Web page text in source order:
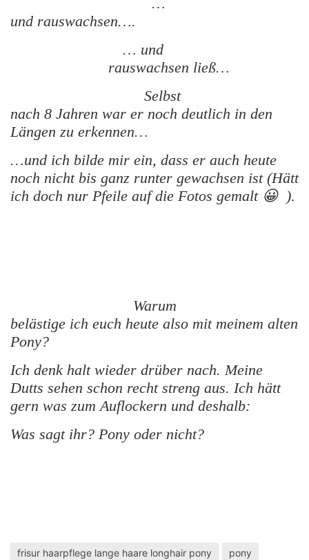
und rauswachsen….
… und
rauswachsen ließ…
Selbst
nach 8 Jahren war er noch deutlich in den
Längen zu erkennen…
…und ich bilde mir ein, dass er auch heute
noch nicht bis ganz runter gewachsen ist (Hätt
ich doch nur Pfeile auf die Fotos gemalt 😀 ).
Warum
belästige ich euch heute also mit meinem alten
Pony?
Ich denk halt wieder drüber nach. Meine
Dutts sehen schon recht streng aus. Ich hätt
gern was zum Auflockern und deshalb:
Was sagt ihr? Pony oder nicht?
frisur haarpflege lange haare longhair pony pony